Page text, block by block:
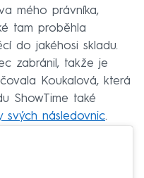
mého právníka,
tam proběhla
do jakéhosi skladu.
zabránil, takže je
Koukalová, která
ShowTime také
svých následovnic.